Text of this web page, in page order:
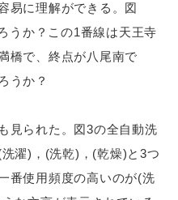
易に理解ができる。図
うか？この1番線は天王寺
橋で、終点が八尾南で
うか？
見られた。図3の全自動洗
濯)，(洗乾)，(乾燥)と3つ
番使用頻度の高いのが(洗